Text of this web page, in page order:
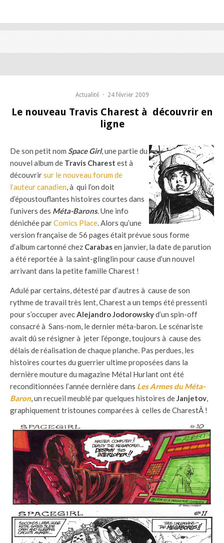
Actualité · 24 février 2009
Le nouveau Travis Charest à découvrir en
ligne
De son petit nom Space Girl, une partie du
nouvel album de Travis Charest est à
découvrirsur le nouveau forum de
l’auteur canadien, à qui l’on doit
d’époustouflantes histoires courtes dans
l’univers des Méta-Barons. Une info
dénichée parComics Place. Alors qu’une
version française de 56 pages était prévue sous forme
d’album cartonné chez Carabasen janvier, la date de parution
a été reportée à la saint-glinglin pour cause d’un nouvel
arrivant dans la petite famille Charest !
Adulé par certains, détesté par d’autres à cause de son
rythme de travail très lent, Charest a un temps été pressenti
pour s’occuper avecAlejandro Jodorowskyd’un spin-off
consacré à Sans-nom, le dernier méta-baron. Le scénariste
avait dû se résigner à jeter l’éponge, toujours à cause des
délais de réalisation de chaque planche. Pas perdues, les
histoires courtes du guerrier ultime proposées dans la
dernière mouture du magazine Métal Hurlant ont été
reconditionnées l’année dernière dans Les Armes du Méta-
Baron, un recueil meublé par quelques histoires deJanjetov,
graphiquement tristounes comparées à celles de CharestÂ !